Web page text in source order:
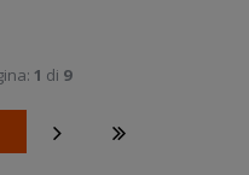
1 di 9